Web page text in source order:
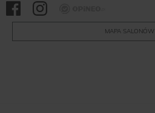
MAPA SALONÓW